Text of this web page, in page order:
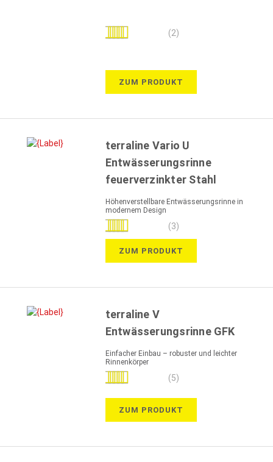
Bewertung: (2)
ZUM PRODUKT
terraline Vario U
Entwässerungsrinne
feuerverzinkter Stahl
Höhenverstellbare Entwässerungsrinne in
modernem Design
Bewertung:
93%
(3)
ZUM PRODUKT
terraline V
Entwässerungsrinne GFK
Einfacher Einbau – robuster und leichter
Rinnenkörper
Bewertung:
(5)
ZUM PRODUKT